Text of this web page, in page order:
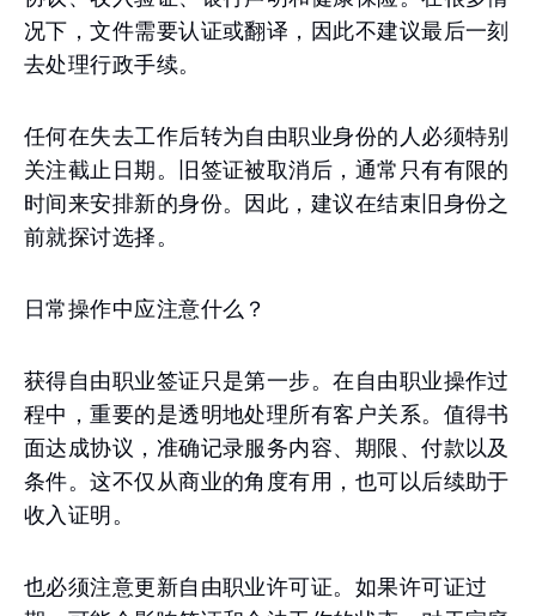
况下，文件需要认证或翻译，因此不建议最后一刻
去处理行政手续。
任何在失去工作后转为自由职业身份的人必须特别
关注截止日期。旧签证被取消后，通常只有有限的
时间来安排新的身份。因此，建议在结束旧身份之
前就探讨选择。
日常操作中应注意什么？
获得自由职业签证只是第一步。在自由职业操作过
程中，重要的是透明地处理所有客户关系。值得书
面达成协议，准确记录服务内容、期限、付款以及
条件。这不仅从商业的角度有用，也可以后续助于
收入证明。
也必须注意更新自由职业许可证。如果许可证过